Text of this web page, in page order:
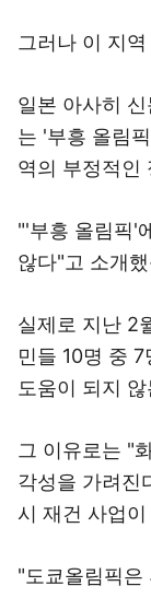
그러나 이 지
일본 아사히
는 '부흥 올림
역의 부정적인
"'부흥 올림픽'
않다"고 소개
실제로 지난 2
민들 10명 중
도움이 되지
그 이유로는 "
각성을 가려진
시 재건 사업
"도쿄올림픽은